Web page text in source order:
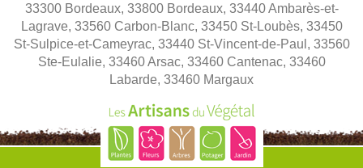
33300 Bordeaux, 33800 Bordeaux, 33440 Ambarès-et-
Lagrave, 33560 Carbon-Blanc, 33450 St-Loubès, 33450
St-Sulpice-et-Cameyrac, 33440 St-Vincent-de-Paul, 33560
Ste-Eulalie, 33460 Arsac, 33460 Cantenac, 33460
Labarde, 33460 Margaux